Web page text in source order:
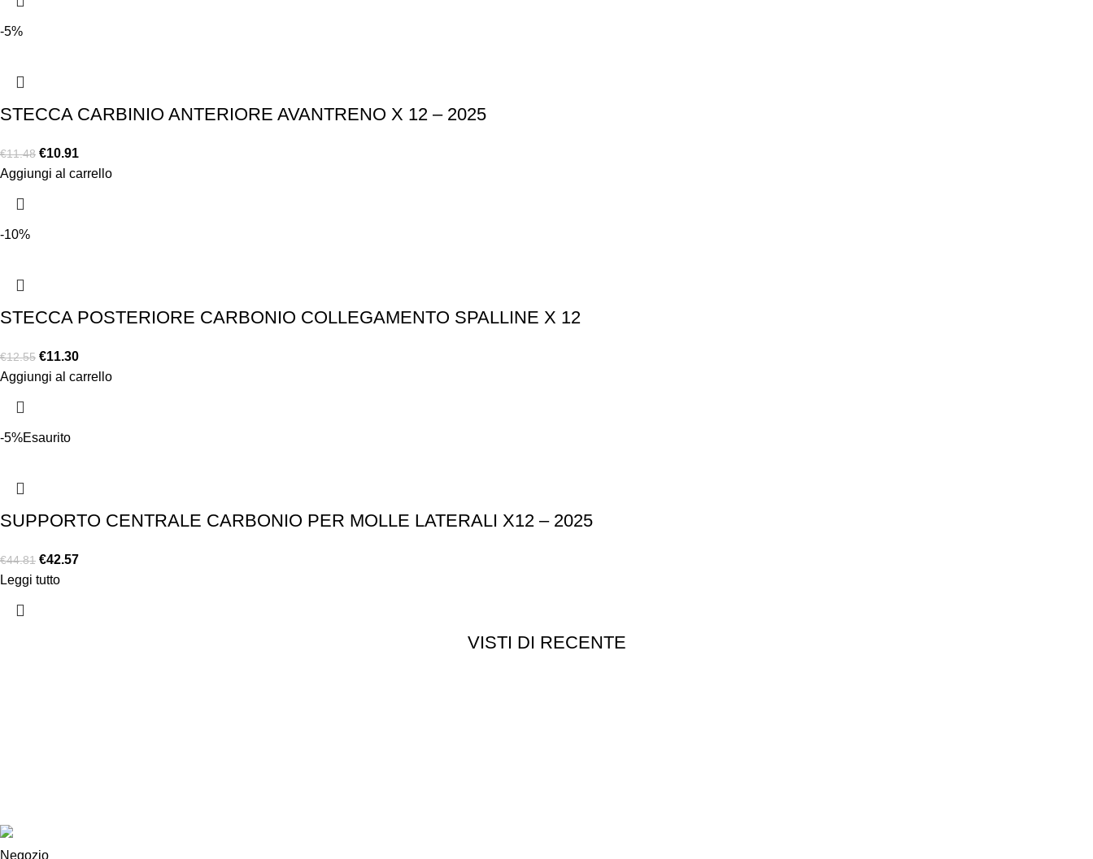
-5%
STECCA CARBINIO ANTERIORE AVANTRENO X 12 – 2025
€11.48 €10.91
Aggiungi al carrello
-10%
STECCA POSTERIORE CARBONIO COLLEGAMENTO SPALLINE X 12
€12.55 €11.30
Aggiungi al carrello
-5%Esaurito
SUPPORTO CENTRALE CARBONIO PER MOLLE LATERALI X12 – 2025
€44.81 €42.57
Leggi tutto
VISTI DI RECENTE
Negozio